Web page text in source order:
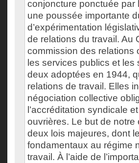
conjoncture ponctuée par
une poussée importante
d’expérimentation
de relations du travail. Au
commission des relations
les services publics et
deux adoptées en 1944,
relations de travail. Elles
négociation collective
l’accréditation syndicale
ouvrières. Le but de notre
deux lois majeures, dont
fondamentaux au régime
travail. À l’aide de